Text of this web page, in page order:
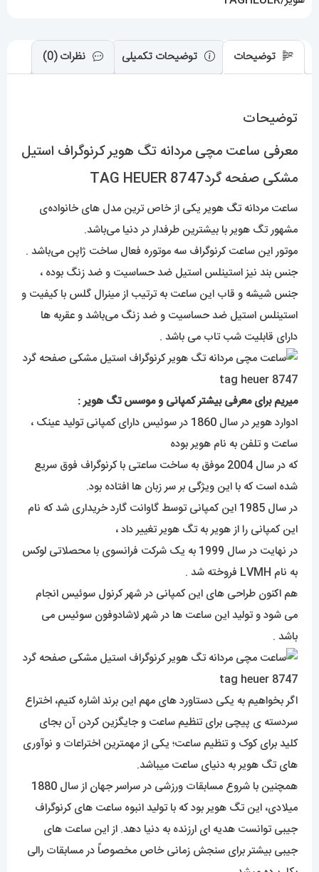
8747
توضیحات توضیحات تکمیلی نظرات (0)
توضیحات
معرفی ساعت مچی مردانه تگ هویر کرنوگراف استیل
مشکی صفحه گردTAG HEUER 8747
ساعت مردانهتگ هویر یکی از خاص ترین مدل های خانواده‌ی
مشهور تگ هویر با بیشترین طرفدار در دنیا می‌باشد.
موتور این ساعت کرنوگراف سه موتوره فعال ساخت ژاپن می‌باشد .
جنس بند نیز استینلس استیل ضد حساسیت و ضد زنگ بوده ،
جنس شیشه و قاب این ساعت به ترتیب از مینرال گلس با کیفیت و
استینلس استیل ضد حساسیت و ضد زنگ می‌باشد و عقربه ها
دارای قابلیت شب تاب می باشد .
میریم برای معرفی بیشتر کمپانی و موسس تگ هویر :
ادوارد هویر در سال 1860 در سوئیس دارای کمپانی تولید عینک ،
ساعت و تلفن به نام هویر بوده
که در سال 2004 موفق به ساخت ساعتی با کرنوگراف فوق سریع
شده است که با این ویژگی بر سر زبان ها افتاده بود.
در سال 1985 این کمپانی توسط گاوانت گارد خریداری شد که نام
این کمپانی را از هویر به تگ هویر تغییر داد ،
در نهایت در سال 1999 به یک شرکت فرانسوی با محصلاتی لوکس
به نام LVMH فروخته شد .
هم اکنون طراحی های این کمپانی در شهر کرنول سوئیس انجام
می شود و تولید این ساعت ها در شهر لاشادوفون سوئیس می
باشد .
اگر بخواهیم به یکی دستاورد های مهم این برند اشاره کنیم، اختراع
سردسته ی پیچی برای تنظیم ساعت و جایگزین کردن آن بجای
کلید برای کوک و تنظیم ساعت؛ یکی از مهمترین اختراعات و نوآوری
های تگ هویر به دنیای ساعت میباشد.
همچنین با شروع مسابقات ورزشی در سراسر جهان از سال 1880
میلادی، این تگ هویر بود که با تولید انبوه ساعت های کرنوگراف
جیبی توانست هدیه ای ارزنده به دنیا دهد. از این ساعت های
جیبی بیشتر برای سنجش زمانی خاص مخصوصاً در مسابقات رالی